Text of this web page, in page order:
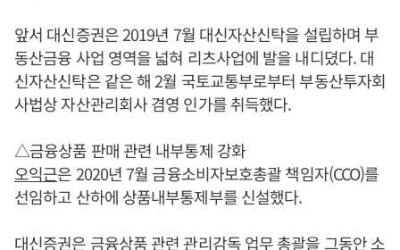
앞서 대신증권은 2019년 7월 대신자산신탁을 설립하며 부
동산금융 사업 영역을 넓혀 리츠사업에 발을 내디뎠다. 대
신자산신탁은 같은 해 2월 국토교통부로부터 부동산투자회
사법상 자산관리회사 겸영 인가를 취득했다.
△금융상품 판매 관련 내부통제 강화
오익근은 2020년 7월 금융소비자보호총괄 책임자(CCO)를
선임하고 산하에 상품내부통제부를 신설했다.
대신증권은 금융상품 관련 관리감독 업무 총괄을 그동안 소